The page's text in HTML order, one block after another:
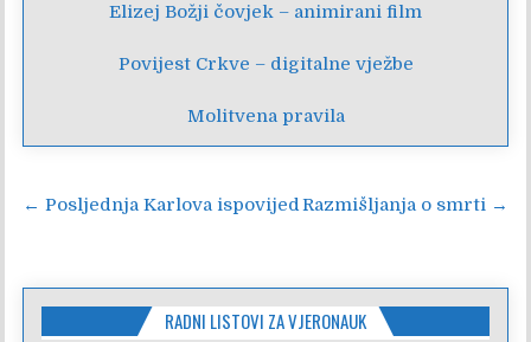
Elizej Božji čovjek – animirani film
Povijest Crkve – digitalne vježbe
Molitvena pravila
Navigacija
← Posljednja Karlova ispovijedRazmišljanja o smrti →
RADNI LISTOVI ZA VJERONAUK